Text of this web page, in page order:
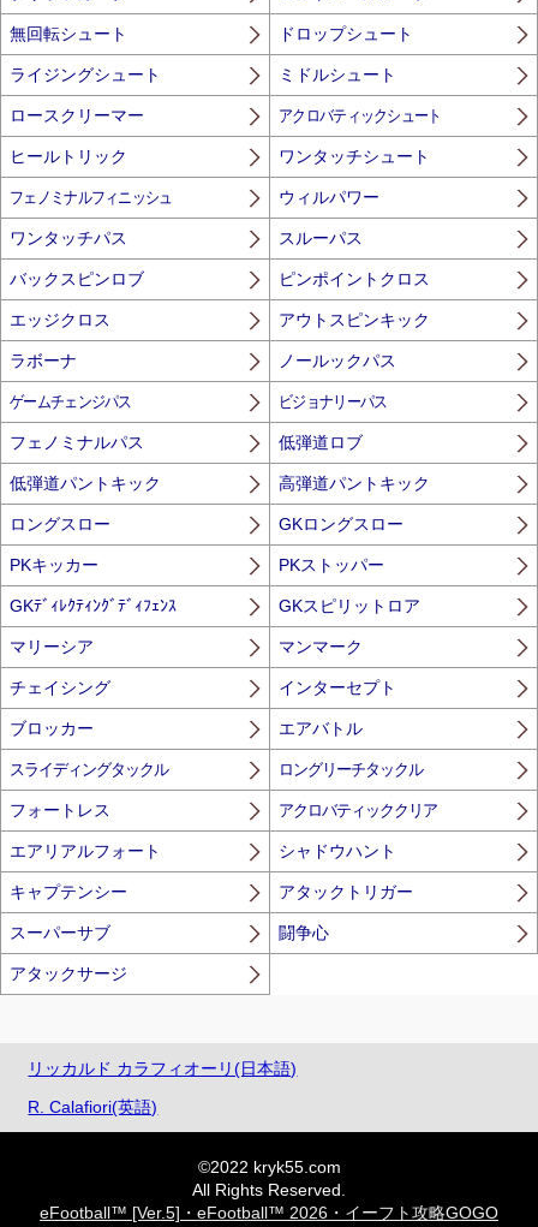
無回転シュート ドロップシュート
ライジングシュート ミドルシュート
ロースクリーマー アクロバティックシュート
ヒールトリック ワンタッチシュート
フェノミナルフィニッシュ ウィルパワー
ワンタッチパス スルーパス
バックスピンロブ ピンポイントクロス
エッジクロス アウトスピンキック
ラボーナ ノールックパス
ゲームチェンジパス ビジョナリーパス
フェノミナルパス 低弾道ロブ
低弾道パントキック 高弾道パントキック
ロングスロー GKロングスロー
PKキッカー PKストッパー
GKﾃﾞｨﾚｸﾃｨﾝｸﾞﾃﾞｨﾌｪﾝｽ GKスピリットロア
マリーシア マンマーク
チェイシング インターセプト
ブロッカー エアバトル
スライディングタックル ロングリーチタックル
フォートレス アクロバティッククリア
エアリアルフォート シャドウハント
キャプテンシー アタックトリガー
スーパーサブ 闘争心
アタックサージ
リッカルド カラフィオーリ(日本語)
R. Calafiori(英語)
©2022 kryk55.com
All Rights Reserved.
eFootball™ [Ver.5]・eFootball™ 2026・イーフト攻略GOGO